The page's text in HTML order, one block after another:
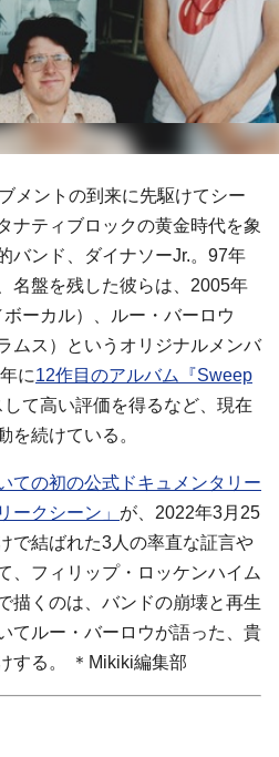
メントの到来に先駆けてシー
ナティブロックの黄金時代を象
バンド、ダイナソーJr.。97年
名盤を残した彼らは、2005年
ーカル）、ルー・バーロウ
ムス）というオリジナルメンバ
に12作目のアルバム『Sweep
して高い評価を得るなど、現在
を続けている。
ての初の公式ドキュメンタリー
ークシーン」 が、2022年3月25
で結ばれた3人の率直な証言や
、フィリップ・ロッケンハイム
描くのは、バンドの崩壊と再生
てルー・バーロウが語った、貴
する。 ＊Mikiki編集部